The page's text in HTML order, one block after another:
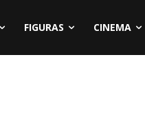
FIGURAS CINEMA